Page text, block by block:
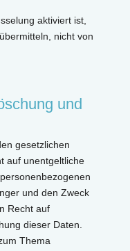
aktiviert ist,
nicht von
und
gesetzlichen
auf unentgeltliche
und den Zweck
Recht auf
dieser Daten.
Thema